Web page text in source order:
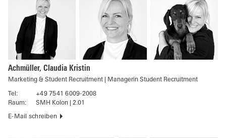
Achmüller, Claudia Kristin
Marketing & Student Recruitment | Managerin Student Recruitment
Tel:
+49 7541 6009-2008
Raum:
SMH Kolon | 2.01
E-Mail schreiben